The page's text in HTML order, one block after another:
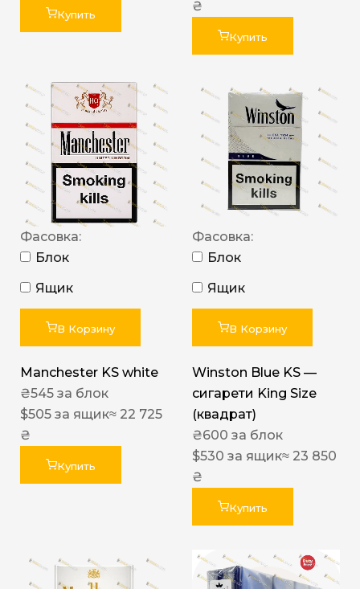
Купить
₴
Купить
Фасовка:
Блок
Ящик
В Корзину
Manchester KS white
₴545 за блок
$505 за ящик≈ 22 725
₴
Купить
Фасовка:
Блок
Ящик
В Корзину
Winston Blue KS —
сигарети King Size
(квадрат)
₴600 за блок
$530 за ящик≈ 23 850
₴
Купить